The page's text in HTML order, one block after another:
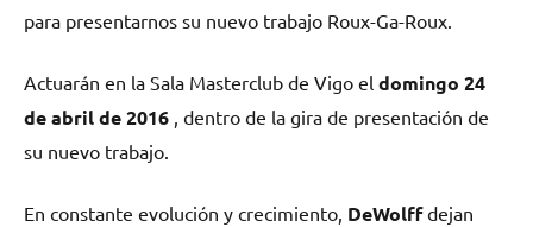
para presentarnos su nuevo trabajo Roux-Ga-Roux
Actuarán en la Sala Masterclub de Vigo el domingo 24
de abril de 2016 , dentro de la gira de presentación de
su nuevo trabajo.
En constante evolución y crecimiento, DeWolffdejan